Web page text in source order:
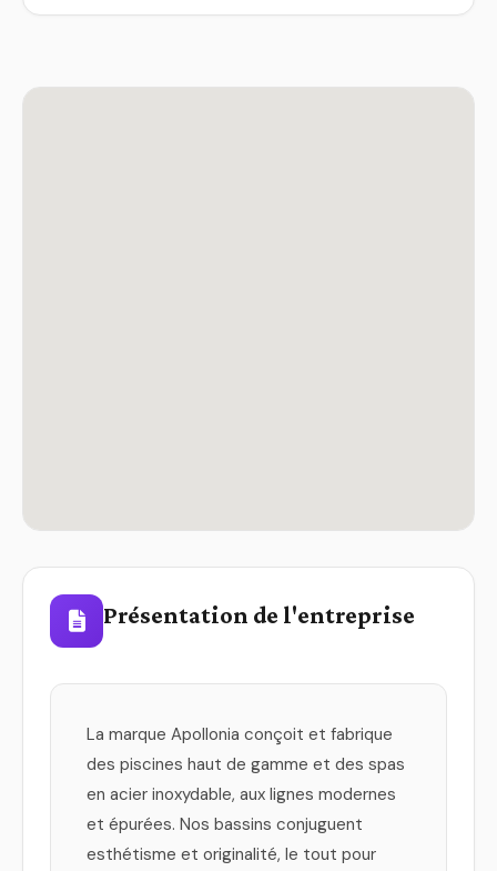
Présentation de l'entreprise
La marque Apollonia conçoit et fabrique
des piscines haut de gamme et des spas
en acier inoxydable, aux lignes modernes
et épurées. Nos bassins conjuguent
esthétisme et originalité, le tout pour